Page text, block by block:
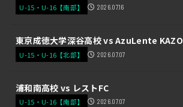
U-15・U-16【南部】 2026.07.16
東京成徳大学深谷高校 vs AzuLente KAZO
U-15・U-16【北部】 2026.07.07
浦和南高校 vs レストFC
U-15・U-16【南部】 2026.07.07